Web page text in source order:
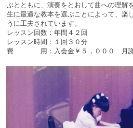
ぶとともに、演奏をとおして曲への理解
生に最適な教本を選ぶことによって、楽
うに工夫されています。
レッスン回数：年間４２回
レッスン時間：１回３０分
費 用：入会金￥５，０００ 月謝